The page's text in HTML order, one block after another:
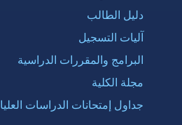
دليل الطالب
آليات التسجيل
البرامج والمقررات الدراسية
مجلة الكلية
جداول إمتحانات الدراسات العليا